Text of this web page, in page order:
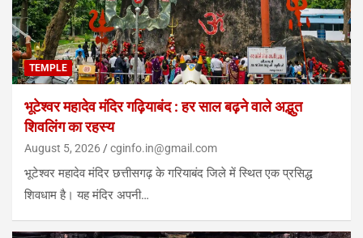
TEMPLE
भूटेश्वर महादेव मंदिर गढ़ियाबंद : हर साल बढ़ने वाले अद्भुत
शिवलिंग का रहस्य
August 5, 2026 cginfo.in@gmail.com
भूटेश्वर महादेव मंदिर छत्तीसगढ़ के गरियाबंद जिले में स्थित एक प्रसिद्ध
शिवधाम है। यह मंदिर अपनी…